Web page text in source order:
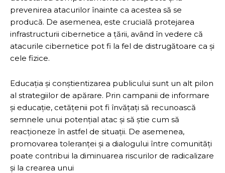
prevenirea atacurilor înainte ca acestea să se
producă. De asemenea, este crucială protejarea
infrastructurii cibernetice a țării, având în vedere că
atacurile cibernetice pot fi la fel de distrugătoare ca și
cele fizice.
Educația și conștientizarea publicului sunt un alt pilon
al strategiilor de apărare. Prin campanii de informare
și educație, cetățenii pot fi învățați să recunoască
semnele unui potențial atac și să știe cum să
reacționeze în astfel de situații. De asemenea,
promovarea toleranței și a dialogului între comunități
poate contribui la diminuarea riscurilor de radicalizare
și la crearea unui